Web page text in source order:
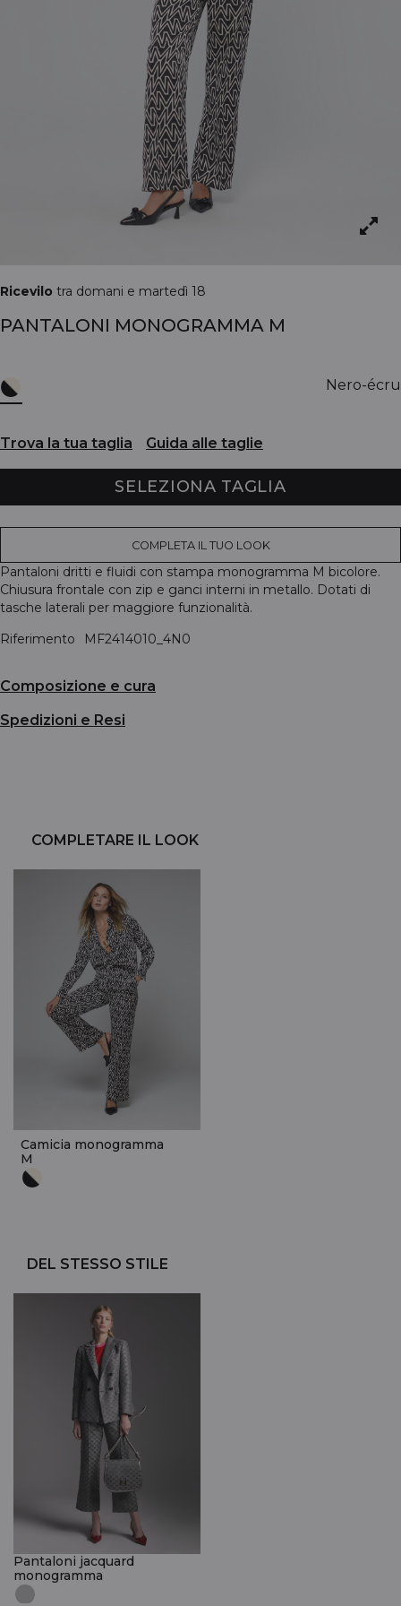
Ricevilo tra domani e martedì 18
PANTALONI MONOGRAMMA M
Nero-écru
Trova la tua taglia Guida alle taglie
SELEZIONA TAGLIA
COMPLETA IL TUO LOOK
Pantaloni dritti e fluidi con stampa monogramma M bicolore.
Chiusura frontale con zip e ganci interni in metallo. Dotati di
tasche laterali per maggiore funzionalità.
Riferimento
MF2414010_4N0
Composizione e cura
Spedizioni e Resi
COMPLETARE IL LOOK
Camicia monogramma
M
DEL STESSO STILE
Pantaloni jacquard
monogramma